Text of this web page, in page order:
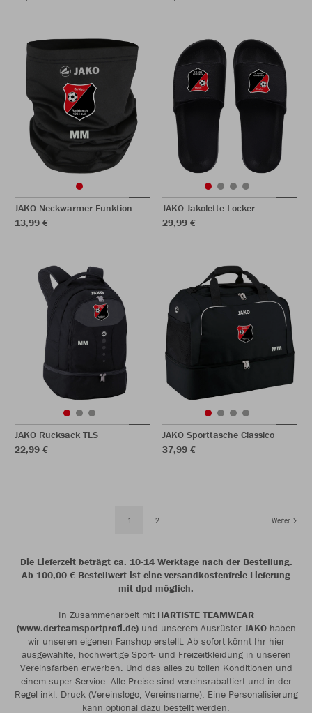
JAKO Neckwarmer Funktion
13,99 €
JAKO Jakolette Locker
29,99 €
JAKO Rucksack TLS
22,99 €
JAKO Sporttasche Classico
37,99 €
1 2 Weiter
Die Lieferzeit beträgt ca. 10-14 Werktage nach der Bestellung.
Ab 100,00 € Bestellwert ist eine versandkostenfreie Lieferung
mit dpd möglich.
In Zusammenarbeit mit HARTISTE TEAMWEAR
(www.derteamsportprofi.de)und unserem Ausrüster JAKOhaben
wir unseren eigenen Fanshop erstellt. Ab sofort könnt Ihr hier
ausgewählte, hochwertige Sport- und Freizeitkleidung in unseren
Vereinsfarben erwerben. Und das alles zu tollen Konditionen und
einem super Service. Alle Preise sind vereinsrabattiert und in der
Regel inkl. Druck (Vereinslogo, Vereinsname). Eine Personalisierung
kann optional dazu bestellt werden.